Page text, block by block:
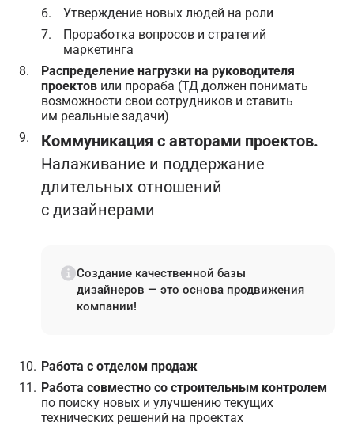
Утверждение новых людей на роли
Проработка вопросов и стратегий
маркетинга
Распределение нагрузки на руководителя
проектов или прораба (ТД должен понимать
возможности свои сотрудников и ставить
им реальные задачи)
Коммуникация с авторами проектов.
Налаживание и поддержание
длительных отношений
с дизайнерами
Создание качественной базы
дизайнеров — это основа продвижения
компании!
Работа с отделом продаж
Работа совместно со строительным контролем
по поиску новых и улучшению текущих
технических решений на проектах